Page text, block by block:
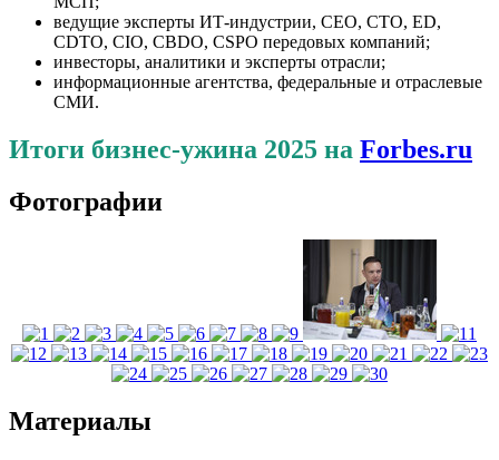
ведущие эксперты ИТ-индустрии, CEO, CTO, ED,
CDTO, CIO, CBDO, CSPO передовых компаний;
инвесторы, аналитики и эксперты отрасли;
информационные агентства, федеральные и отраслевые
СМИ.
Итоги бизнес-ужина 2025 на Forbes.ru
Фотографии
Материалы